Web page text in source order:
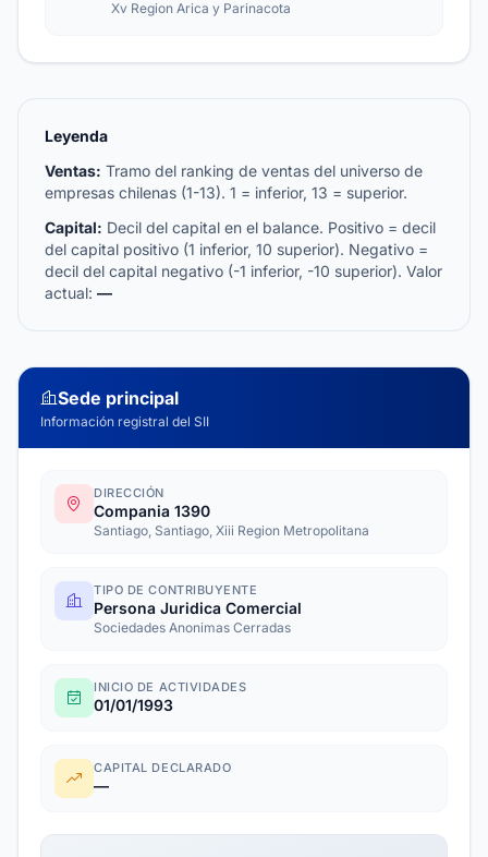
Xv Region Arica y Parinacota
Leyenda
Ventas: Tramo del ranking de ventas del universo de
empresas chilenas (1-13). 1 = inferior, 13 = superior.
Capital: Decil del capital en el balance. Positivo = decil
del capital positivo (1 inferior, 10 superior). Negativo =
decil del capital negativo (-1 inferior, -10 superior). Valor
actual: —
Sede principal
Información registral del SII
DIRECCIÓN
Compania 1390
Santiago, Santiago, Xiii Region Metropolitana
TIPO DE CONTRIBUYENTE
Persona Juridica Comercial
Sociedades Anonimas Cerradas
INICIO DE ACTIVIDADES
01/01/1993
CAPITAL DECLARADO
—